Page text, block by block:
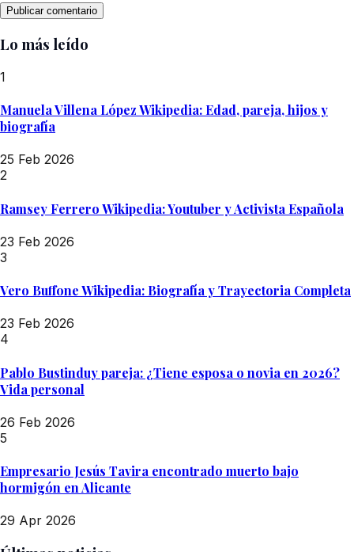
Lo más leído
1
Manuela Villena López Wikipedia: Edad, pareja, hijos y
biografía
25 Feb 2026
2
Ramsey Ferrero Wikipedia: Youtuber y Activista Española
23 Feb 2026
3
Vero Buffone Wikipedia: Biografía y Trayectoria Completa
23 Feb 2026
4
Pablo Bustinduy pareja: ¿Tiene esposa o novia en 2026?
Vida personal
26 Feb 2026
5
Empresario Jesús Tavira encontrado muerto bajo
hormigón en Alicante
29 Apr 2026